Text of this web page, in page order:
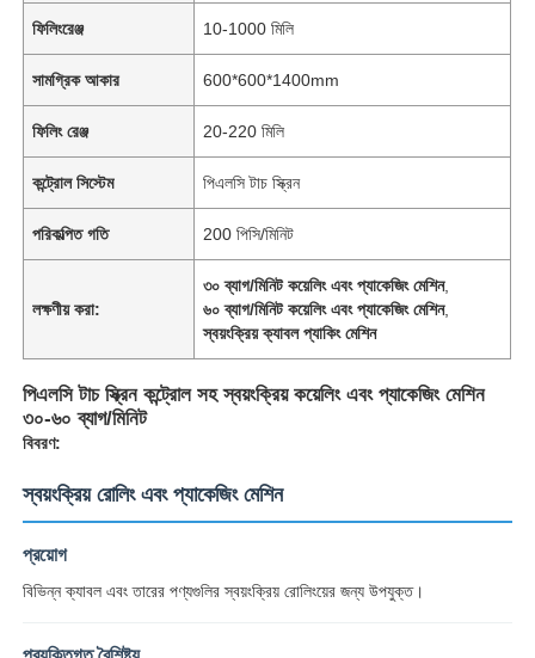
ফিলিংরেঞ্জ 10-1000 মিলি
সামগ্রিক আকার 600*600*1400mm
ফিলিং রেঞ্জ 20-220 মিলি
কন্ট্রোল সিস্টেম পিএলসি টাচ স্ক্রিন
পরিকল্পিত গতি 200 পিসি/মিনিট
লক্ষণীয় করা:
৩০ ব্যাগ/মিনিট কয়েলিং এবং প্যাকেজিং মেশিন,
৬০ ব্যাগ/মিনিট কয়েলিং এবং প্যাকেজিং মেশিন,
স্বয়ংক্রিয় ক্যাবল প্যাকিং মেশিন
পিএলসি টাচ স্ক্রিন কন্ট্রোল সহ স্বয়ংক্রিয় কয়েলিং এবং প্যাকেজিং মেশিন
৩০-৬০ ব্যাগ/মিনিট
বিবরণ:
স্বয়ংক্রিয় রোলিং এবং প্যাকেজিং মেশিন
প্রয়োগ
বিভিন্ন ক্যাবল এবং তারের পণ্যগুলির স্বয়ংক্রিয় রোলিংয়ের জন্য উপযুক্ত।